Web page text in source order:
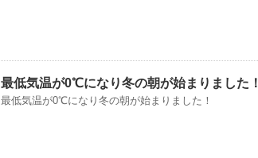
最低気温が0℃になり冬の朝が始まりました！
最低気温が0℃になり冬の朝が始まりました！